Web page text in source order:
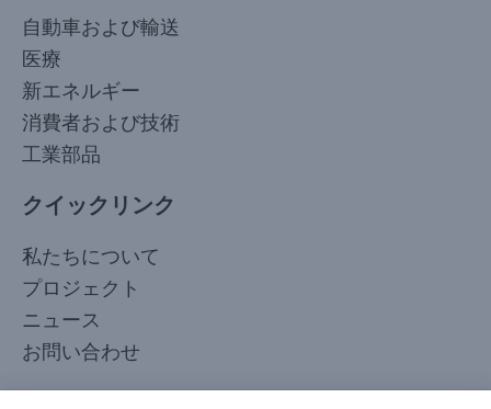
自動車および輸送
医療
新エネルギー
消費者および技術
工業部品
クイックリンク
私たちについて
プロジェクト
ニュース
お問い合わせ